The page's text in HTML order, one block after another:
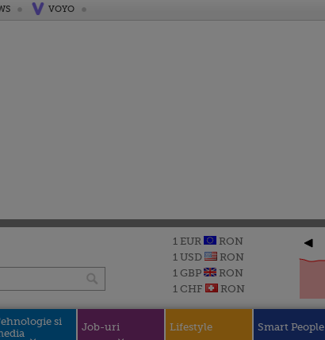
VOYO
1 EUR
RON
1 USD
RON
1 GBP
RON
1 CHF
RON
si
Job-uri Lifestyle Smart People